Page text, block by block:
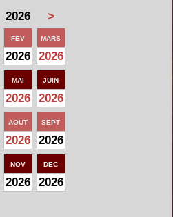
2026 >
FEV
2026
MARS
2026
MAI
2026
JUIN
2026
AOUT
2026
SEPT
2026
NOV
2026
DEC
2026